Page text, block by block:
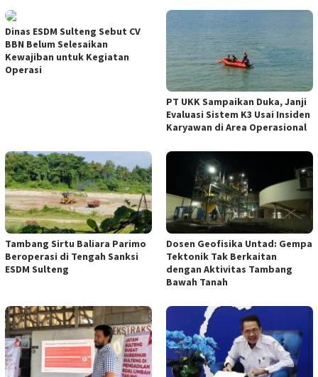
Dinas ESDM Sulteng Sebut CV
BBN Belum Selesaikan
Kewajiban untuk Kegiatan
Operasi
PT UKK Sampaikan Duka, Janji
Evaluasi Sistem K3 Usai Insiden
Karyawan di Area Operasional
Tambang Sirtu Baliara Parimo
Beroperasi di Tengah Sanksi
ESDM Sulteng
Dosen Geofisika Untad: Gempa
Tektonik Tak Berkaitan
dengan Aktivitas Tambang
Bawah Tanah